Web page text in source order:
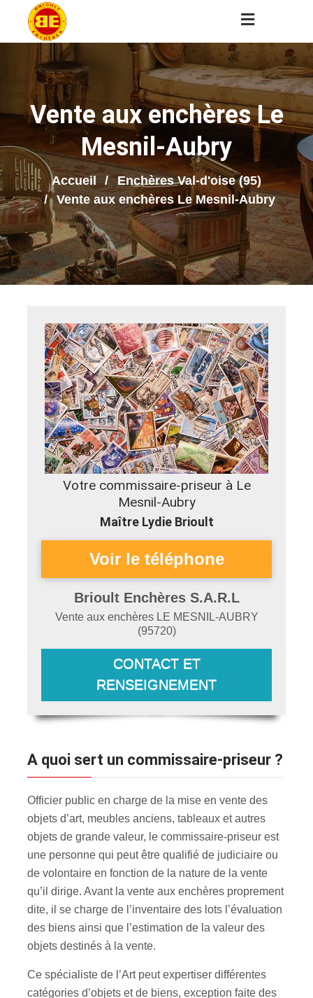
Vente aux enchères Le
Mesnil-Aubry
Accueil
Enchères Val-d'oise (95)
Vente aux enchères Le Mesnil-Aubry
Votre commissaire-priseur à Le
Mesnil-Aubry
Maître Lydie Brioult
Brioult Enchères S.A.R.L
Vente aux enchères LE MESNIL-AUBRY
(95720)
CONTACT ET
RENSEIGNEMENT
A quoi sert un commissaire-priseur ?
Officier public en charge de la mise en vente des
objets d’art, meubles anciens, tableaux et autres
objets de grande valeur, le commissaire-priseur est
une personne qui peut être qualifié de judiciaire ou
de volontaire en fonction de la nature de la vente
qu’il dirige. Avant la vente aux enchères proprement
dite, il se charge de l’inventaire des lots l’évaluation
des biens ainsi que l’estimation de la valeur des
objets destinés à la vente.
Ce spécialiste de l’Art peut expertiser différentes
catégories d’objets et de biens, exception faite des